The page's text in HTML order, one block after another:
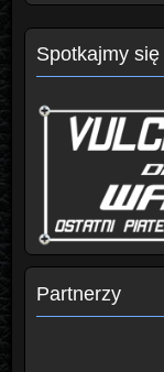
Spotkajmy się
Partnerzy